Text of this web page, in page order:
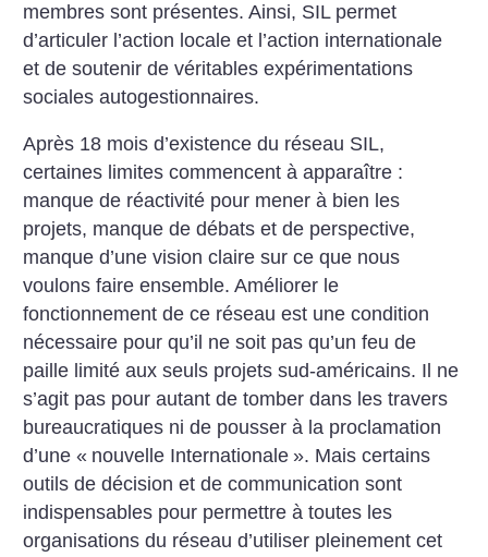
membres sont présentes. Ainsi, SIL permet
d’articuler l’action locale et l’action internationale
et de soutenir de véritables expérimentations
sociales autogestionnaires.
Après 18 mois d’existence du réseau SIL,
certaines limites commencent à apparaître :
manque de réactivité pour mener à bien les
projets, manque de débats et de perspective,
manque d’une vision claire sur ce que nous
voulons faire ensemble. Améliorer le
fonctionnement de ce réseau est une condition
nécessaire pour qu’il ne soit pas qu’un feu de
paille limité aux seuls projets sud-américains. Il ne
s’agit pas pour autant de tomber dans les travers
bureaucratiques ni de pousser à la proclamation
d’une « nouvelle Internationale ». Mais certains
outils de décision et de communication sont
indispensables pour permettre à toutes les
organisations du réseau d’utiliser pleinement cet